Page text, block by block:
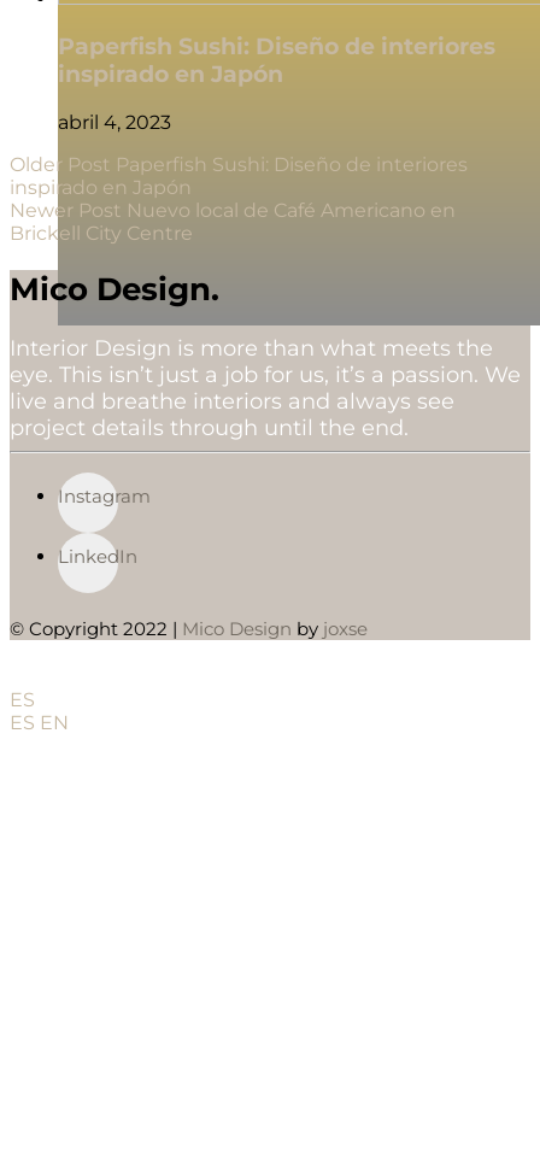
Paperfish Sushi: Diseño de interiores
inspirado en Japón
abril 4, 2023
Older Post Paperfish Sushi: Diseño de interiores
inspirado en Japón
Newer Post Nuevo local de Café Americano en
Brickell City Centre
Mico Design.
Interior Design is more than what meets the
eye. This isn’t just a job for us, it’s a passion. We
live and breathe interiors and always see
project details through until the end.
Instagram
LinkedIn
© Copyright 2022 | Mico Design by joxse
ES
ES EN